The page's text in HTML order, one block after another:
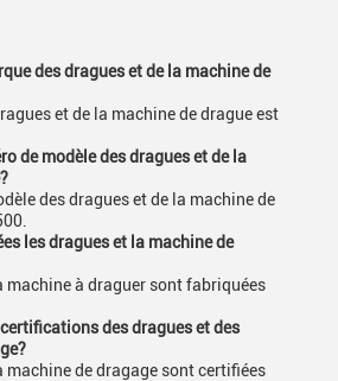
des dragues et de la machine de
et de la machine de drague est
de modèle des dragues et de la
des dragues et de la machine de
les dragues et la machine de
machine à draguer sont fabriquées
des dragues et des
machine de dragage sont certifiées